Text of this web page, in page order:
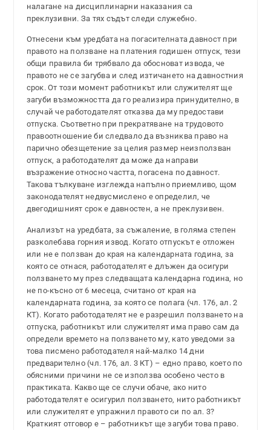
налагане на дисциплинарни наказания са
преклузивни. За тях съдът следи служебно.
Отнесени към уредбата на погасителната давност при
правото на ползване на платения годишен отпуск, тези
общи правила би трябвало да обосноват извода, че
правото не се загубва и след изтичането на давностния
срок. От този момент работникът или служителят ще
загуби възможността да го реализира принудително, в
случай че работодателят отказва да му предостави
отпуска. Съответно при прекратяване на трудовото
правоотношение би следвало да възниква право на
парично обезщетение за целия размер неизползван
отпуск, а работодателят да може да направи
възражение относно частта, погасена по давност.
Такова тълкуване изглежда напълно приемливо, щом
законодателят недвусмислено е определил, че
двегодишният срок е давностен, а не преклузивен.
Анализът на уредбата, за съжаление, в голяма степен
разколебава горния извод. Когато отпускът е отложен
или не е ползван до края на календарната година, за
която се отнася, работодателят е длъжен да осигури
ползването му през следващата календарна година, но
не по-късно от 6 месеца, считано от края на
календарната година, за която се полага (чл. 176, ал. 2
КТ). Когато работодателят не е разрешил ползването на
отпуска, работникът или служителят има право сам да
определи времето на ползването му, като уведоми за
това писмено работодателя най-малко 14 дни
предварително (чл. 176, ал. 3 КТ) – едно право, което по
обясними причини не се използва особено често в
практиката. Какво ще се случи обаче, ако нито
работодателят е осигурил ползването, нито работникът
или служителят е упражнил правото си по ал. 3?
Краткият отговор е – работникът ще загуби това право.